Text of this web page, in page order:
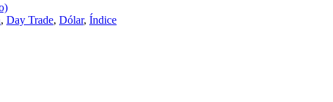
, Day Trade, Dólar, Índice